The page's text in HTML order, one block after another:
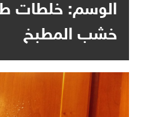
الوسم: خلطات
خشب المطبخ